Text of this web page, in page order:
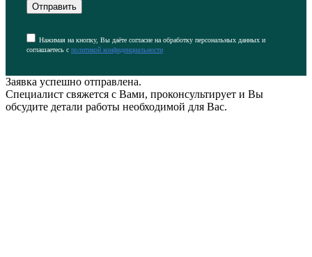
Отправить
Нажимая на кнопку, Вы даёте согласие на обработку персональных данных и
соглашаетесь с политикой конфиденциальности
Заявка успешно отправлена.
Специалист свяжется с Вами, проконсультирует и Вы
обсудите детали работы необходимой для Вас.